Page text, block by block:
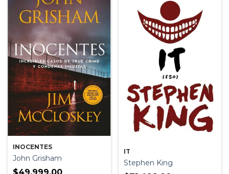
INOCENTES
John Grisham
$49.999,00
IT
Stephen King